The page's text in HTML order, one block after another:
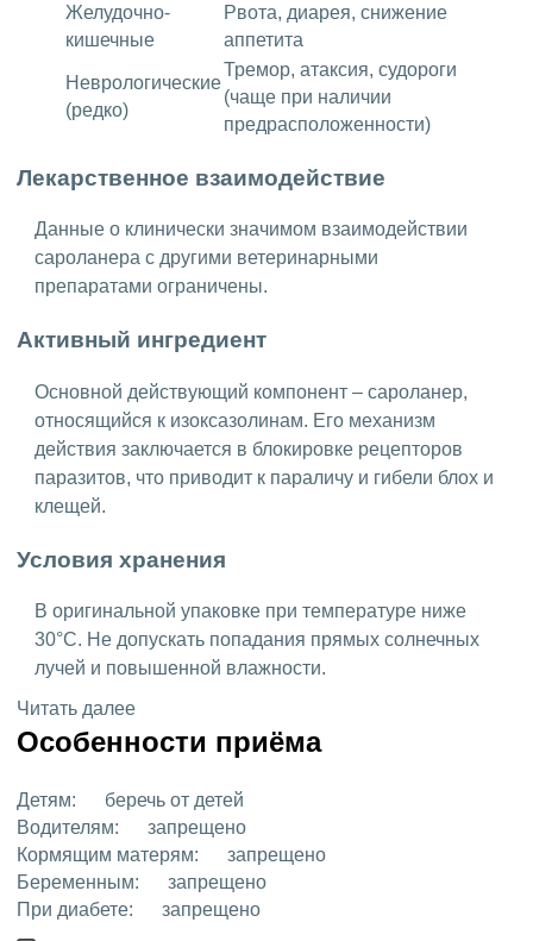
Желудочно-
кишечные
Рвота, диарея, снижение
аппетита
Неврологические
(редко)
Тремор, атаксия, судороги
(чаще при наличии
предрасположенности)
Лекарственное взаимодействие
Данные о клинически значимом взаимодействии
сароланера с другими ветеринарными
препаратами ограничены.
Активный ингредиент
Основной действующий компонент – сароланер,
относящийся к изоксазолинам. Его механизм
действия заключается в блокировке рецепторов
паразитов, что приводит к параличу и гибели блох и
клещей.
Условия хранения
В оригинальной упаковке при температуре ниже
30°C. Не допускать попадания прямых солнечных
лучей и повышенной влажности.
Читать далее
Особенности приёма
Детям:
беречь от детей
Водителям:
запрещено
Кормящим матерям:
запрещено
Беременным:
запрещено
При диабете:
запрещено